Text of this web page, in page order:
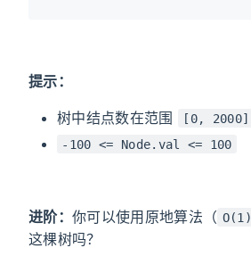
提示：
树中结点数在范围 [0, 2000]
-100 <= Node.val <= 100
进阶： 你可以使用原地算法（ O(1)
这棵树吗？